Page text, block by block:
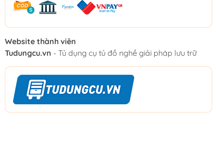
Website thành viên
Tudungcu.vn - Tủ dụng cụ tủ đồ nghề giải pháp lưu trữ